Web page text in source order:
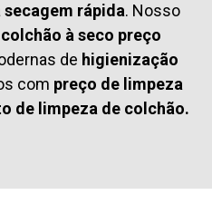
secagem rápida. Nosso
à seco preço
de higienização
com preço de limpeza
de limpeza de colchão.